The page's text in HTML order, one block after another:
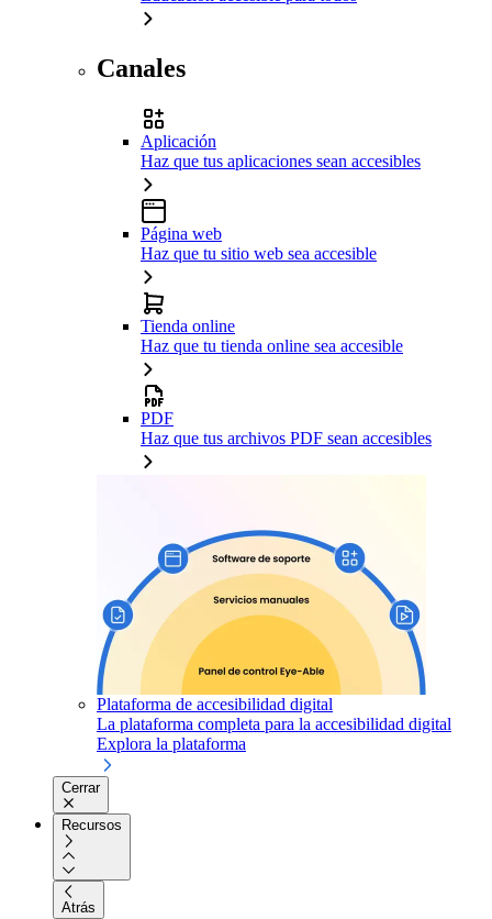
Canales
Aplicación
Haz que tus aplicaciones sean accesibles
Página web
Haz que tu sitio web sea accesible
Tienda online
Haz que tu tienda online sea accesible
PDF
Haz que tus archivos PDF sean accesibles
Plataforma de accesibilidad digital
La plataforma completa para la accesibilidad digital
Explora la plataforma
Cerrar
Recursos
Atrás